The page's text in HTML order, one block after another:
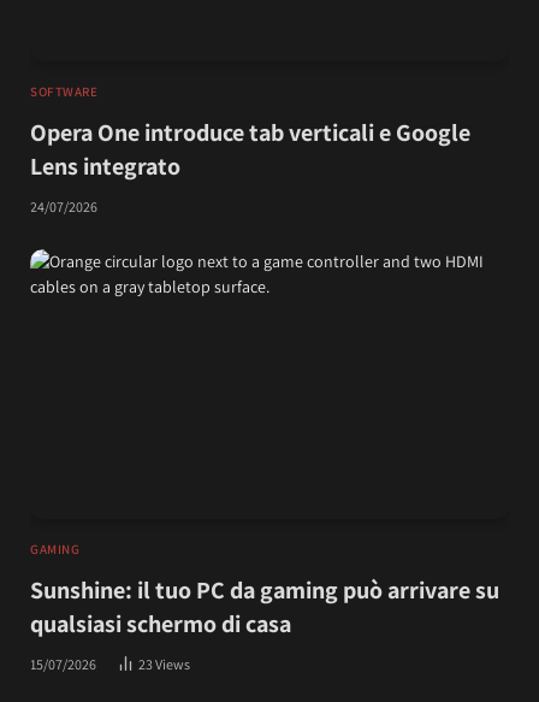
SOFTWARE
Opera One introduce tab verticali e Google
Lens integrato
24/07/2026
GAMING
Sunshine: il tuo PC da gaming può arrivare su
qualsiasi schermo di casa
15/07/2026 23Views